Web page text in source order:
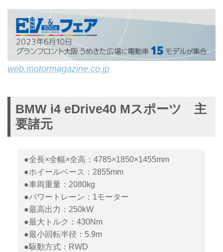
web.motormagazine.co.jp
BMW i4 eDrive40 Mスポーツ 主
要諸元
●全長×全幅×全高：4785×1850×1455mm
●ホイールベース：2855mm
●車両重量：2080kg
●パワートレーン：1モーター
●最高出力：250kW
●最大トルク：430Nm
●最小回転半径：5.9m
●駆動方式：RWD